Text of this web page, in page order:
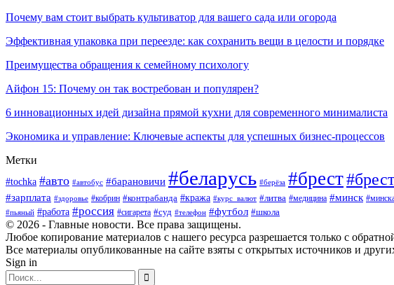
Почему вам стоит выбрать культиватор для вашего сада или огорода
Эффективная упаковка при переезде: как сохранить вещи в целости и порядке
Преимущества обращения к семейному психологу
Айфон 15: Почему он так востребован и популярен?
6 инновационных идей дизайна прямой кухни для современного минималиста
Экономика и управление: Ключевые аспекты для успешных бизнес-процессов
Метки
#tochka #авто #автобус #барановичи #беларусь #берёза #брест
#зарплата #здоровье #кобрин #контрабанда #кража #курс_валют #литва #медицина #минск
#пьяный #работа #россия #сигарета #суд #телефон #футбол #школа
© 2026 - Главные новости. Все права защищены.
Любое копирование материалов с нашего ресурса разрешается только с
Все материалы опубликованные на сайте взяты с открытых источников и
Sign in